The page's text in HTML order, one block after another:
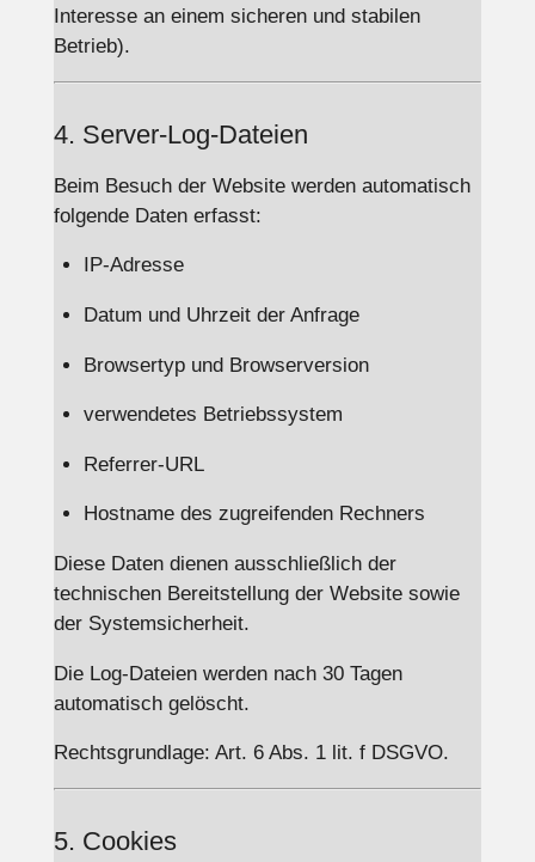
Interesse an einem sicheren und stabilen
Betrieb).
4. Server-Log-Dateien
Beim Besuch der Website werden automatisch
folgende Daten erfasst:
IP-Adresse
Datum und Uhrzeit der Anfrage
Browsertyp und Browserversion
verwendetes Betriebssystem
Referrer-URL
Hostname des zugreifenden Rechners
Diese Daten dienen ausschließlich der
technischen Bereitstellung der Website sowie
der Systemsicherheit.
Die Log-Dateien werden nach 30 Tagen
automatisch gelöscht.
Rechtsgrundlage: Art. 6 Abs. 1 lit. f DSGVO.
5. Cookies